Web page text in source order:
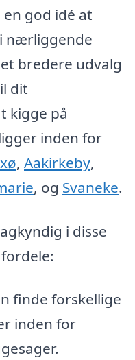
en god idé at
nærliggende
bredere udvalg
dit
kigge på
inden for
, Aakirkeby,
, og Svaneke.
i disse
finde forskellige
inden for